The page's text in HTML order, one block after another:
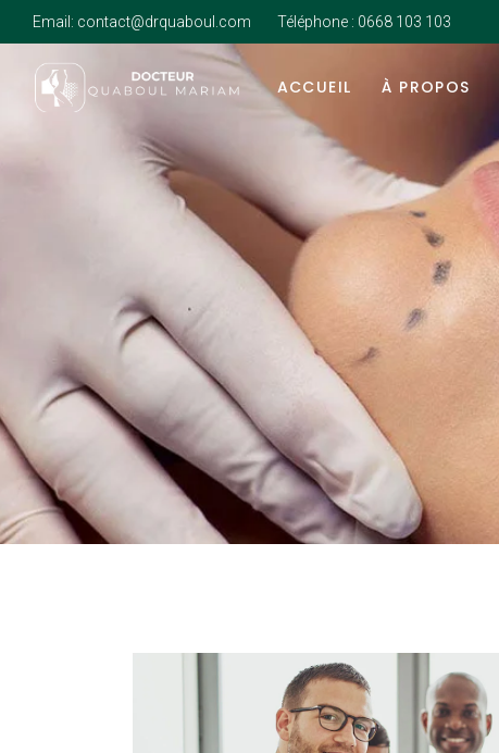
Email: contact@drquaboul.com Téléphone : 0668 103 103
ACCUEIL À PROPOS